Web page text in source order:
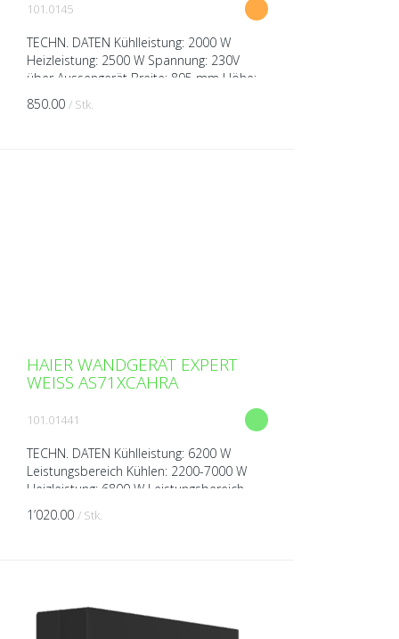
101.0145
TECHN. DATEN Kühlleistung: 2000 W
Heizleistung: 2500 W Spannung: 230V
über Aussengerät Breite: 895 mm Höhe:
313mm Tiefe: 236 mm Gewicht: 11.3 kg
Schalldruckpegel ( bei 1m...
850.00 / Stk.
HAIER WANDGERÄT EXPERT
WEISS AS71XCAHRA
101.01441
TECHN. DATEN Kühlleistung: 6200 W
Leistungsbereich Kühlen: 2200-7000 W
Heizleistung: 6800 W Leistungsbereich
Heizen: 2400-7800 W Spannung: 230V
über Aussengerät Breite: 8...
1’020.00 / Stk.